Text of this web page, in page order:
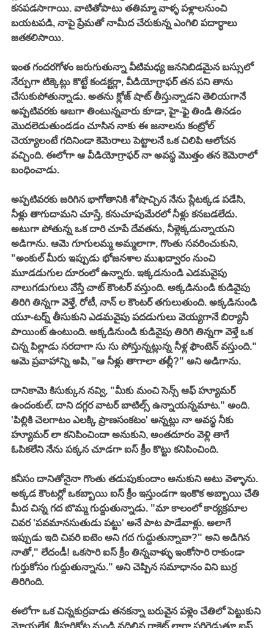
కనపడసాగాయి. వాటితోపాటు తతిమ్మా వాళ్ళ పళ్లాలనుంచి
బయటపడి, నాపై ప్రేమతో నామీద చేరుకున్న ఎంగిలి పదార్ధాలు
జతకలిసాయి.
ఇంత గందరగోళం జరుగుతున్నా వీటిమధ్య జననిబిడమైన బస్సులో
నేర్పుగా టిక్కెట్లు కొట్టే కండక్టర్లా, వీడియోగ్రాఫర్ తన పని తాను
చేసుకుపోతున్నాడు. అతను క్లోజ్ షాట్ తీస్తున్నాడని తెలియగానే
అప్పటివరకు ఆబగా తింటున్నవారు కూడా, హై-ఫై తిండి తినడం
మొదలెడుతుండడం చూసిన నాకు ఈ జనాలను కంట్రోల్
చెయ్యాలంటే గదినిండా కెమెరాలు పెట్టాలనే ఒక చిలిపి ఆలోచన
వచ్చింది. ఈలోగా ఆ వీడియోగ్రాఫర్ నా అవస్థ మొత్తం తన కెమెరాలో
బంధించాడు.
అప్పటివరకు జరిగిన భాగోతానికి శోషొచ్చిన నేను ప్లేటక్కడ పడేసి,
నీళ్లు తాగుదామని చూస్తే, కనుచూపుమేరలో నీళ్లు కనబడలేదు.
అటుగా పోతున్న ఒక దారి చూపే దేవతను, నీళ్లెక్కడున్నాయని
అడిగాను. ఆమె గూగులమ్మ అమ్మలాగా, గొంతు సవరించుకుని,
"అంకుల్ మీరు ఇప్పుడు భోజనశాల ముఖద్వారం నుంచి
మూడడుగుల దూరంలో ఉన్నారు. ఇక్కడనుండి ఎడమవైపు
నాలుగడుగులు వేస్తే చాట్ కౌంటర్ వస్తుంది. అక్కడినుండి కుడివైపు
తిరిగి తిన్నగా వెళ్తే, రోటీ, నాన్ ల కౌంటర్ తగులుతుంది. అక్కడినుండి
యూ-టర్న్ తీసుకుని ఎడమవైపు పదడుగులు వెయ్యగానే బిర్యానీ
పాయింట్ ఉంటుంది. అక్కడినుండి కుడివైపు తిరిగి తిన్నగా వెళ్తే ఒక
చిన్న పిల్లాడు సరదాగా సు సు పోస్తున్నట్లున్న నీళ్ల ఫౌంటెన్ వస్తుంది."
ఆమె ప్రవాహాన్ని అపి, "ఆ నీళ్లు తాగాలా తల్లీ?" అని అడిగాను.
దానికామె కిసుక్కున నవ్వి, "మీకు మంచి సెన్స్ ఆఫ్ హ్యూమర్
ఉందంకుల్. దాని దగ్గర వాటర్ బాటిల్స్ ఉన్నాయన్నమాట." అంది.
'పిల్లికి చెలగాటం ఎలక్కి ప్రాణసంకటం' అన్నట్లు నా అవస్థ నీకు
హ్యూమర్ లా కనిపించిందా అనుకుని, అంతదూరం వెళ్లి తాగే
ఓపికలేని నేను పక్కన చూడగా ఐస్ క్రీం కొట్టు కనిపించింది.
కనీసం దానితోనైనా గొంతు తడుపుకుందాం అనుకుని అటు వెళ్ళాను.
అక్కడ కౌంటర్లో ఒకబ్బాయి ఐస్ క్రీం ఇస్తుండగా ఇంకొక అబ్బాయి చేతి
మీద చిన్న గద బొమ్మ గుద్దుతున్నాడు. "మా కాలంలో కార్యక్రమాల
చివర 'పవమానసుతుడు పట్టు' అనే పాట పాడేవాళ్లు. అలాగే
ఇప్పుడు ఇది చివరి ఐటెం అని గద గుద్దుతున్నావా?" అని అడిగిన
నాతో," లేదండీ! ఒకసారి ఐస్ క్రీం తిన్నవాళ్ళు ఇంకోసారి రాకుండా
గుర్తుకోసం గుద్దుతున్నాను." అని చెప్పిన సమాధానం విని బుర్ర
తిరిగింది.
ఈలోగా ఒక చిన్నకుర్రవాడు తనకన్నా బరువైన పళ్లెం చేతిలో పెట్టుకుని
మోయలేక, శ్రీహరికోట నుండి వదిలిన రాకెట్ లాగా పరిగెడుతూ ఐస్